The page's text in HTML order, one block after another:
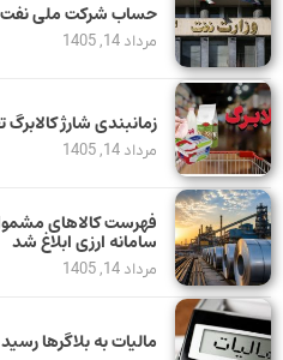
حساب‌ شرکت ملی نفت
مرداد 14, 1405
زمانبندی شارژ کالابرگ
مرداد 14, 1405
فهرست کالاهای
سامانه ارزی ابلاغ شد
مرداد 14, 1405
مالیات به بلاگرها رسید